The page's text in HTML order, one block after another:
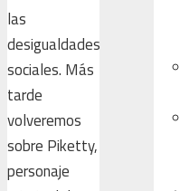
las
desigualdades
sociales. Más
tarde
volveremos
sobre Piketty,
personaje